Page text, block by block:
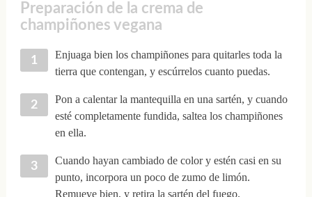
Preparación de la crema de
champiñones vegana
Enjuaga bien los champiñones para quitarles toda la
tierra que contengan, y escúrrelos cuanto puedas.
Pon a calentar la mantequilla en una sartén, y cuando
esté completamente fundida, saltea los champiñones
en ella.
Cuando hayan cambiado de color y estén casi en su
punto, incorpora un poco de zumo de limón.
Remueve bien, y retira la sartén del fuego.